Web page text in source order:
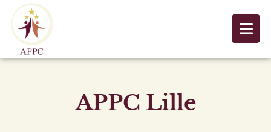
Aller
contenu
APPC Lille